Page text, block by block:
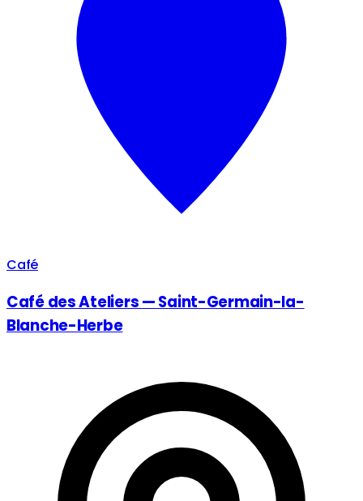
Café
Café des Ateliers — Saint-Germain-la-
Blanche-Herbe